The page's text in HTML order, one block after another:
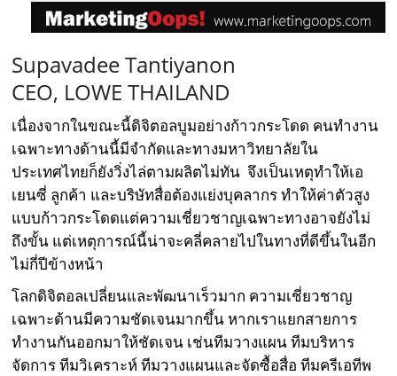
Supavadee Tantiyanon
CEO, LOWE THAILAND
เนื่องจากในขณะนี้ดิจิตอลบูมอย่างก้าวกระโดด คนทำงาน
เฉพาะทางด้านนี้มีจำกัดและทางมหาวิทยาลัยใน
ประเทศไทยก็ยังวิ่งไล่ตามผลิตไม่ทัน จึงเป็นเหตุทำให้เอ
เยนซี่ ลูกค้า และบริษัทสื่อต้องแย่งบุคลากร ทำให้ค่าตัวสูง
แบบก้าวกระโดดแต่ความเชี่ยวชาญเฉพาะทางอาจยังไม่
ถึงขั้น แต่เหตุการณ์นี้น่าจะคลี่คลายไปในทางที่ดีขึ้นในอีก
ไม่กี่ปีข้างหน้า
โลกดิจิตอลเปลี่ยนและพัฒนาเร็วมาก ความเชี่ยวชาญ
เฉพาะด้านมีความชัดเจนมากขึ้น หากเราแยกสายการ
ทำงานกันออกมาให้ชัดเจน เช่นทีมวางแผน ทีมบริหาร
จัดการ ทีมวิเคราะห์ ทีมวางแผนและจัดซื้อสื่อ ทีมครีเอทีพ